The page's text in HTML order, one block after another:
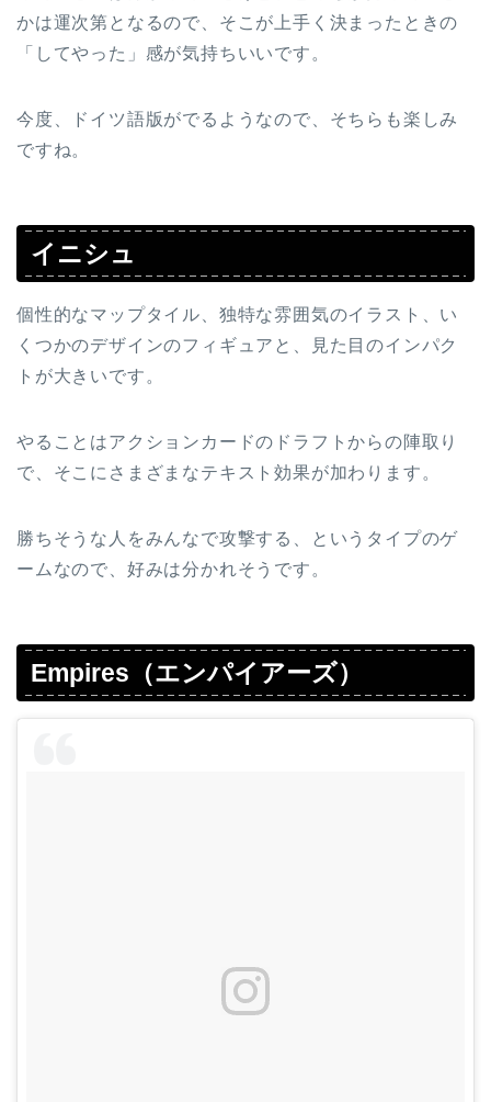
かは運次第となるので、そこが上手く決まったときの
「してやった」感が気持ちいいです。
今度、ドイツ語版がでるようなので、そちらも楽しみ
ですね。
イニシュ
個性的なマップタイル、独特な雰囲気のイラスト、い
くつかのデザインのフィギュアと、見た目のインパク
トが大きいです。
やることはアクションカードのドラフトからの陣取り
で、そこにさまざまなテキスト効果が加わります。
勝ちそうな人をみんなで攻撃する、というタイプのゲ
ームなので、好みは分かれそうです。
Empires（エンパイアーズ）